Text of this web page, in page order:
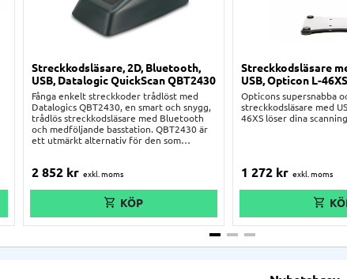
Streckkodsläsare, 2D, Bluetooth,
USB, Datalogic QuickScan QBT2430
Fånga enkelt streckkoder trådlöst med
Datalogics QBT2430, en smart och snygg,
trådlös streckkodsläsare med Bluetooth
och medföljande basstation. QBT2430 är
ett utmärkt alternativ för den som
snygg ut på bänken och fungerar
2 852 kr
Streckkodsläsare
USB, Opticon L-46XS
Opticons supersnabba
streckkodsläsare med
46XS löser dina
1 272 kr